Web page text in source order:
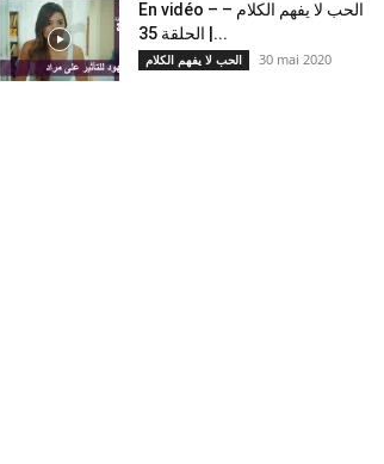
En vidéo – الحب لا يفهم الكلام –
الحلقة 35 |...
الحب لا يفهم الكلام 30 mai 2020